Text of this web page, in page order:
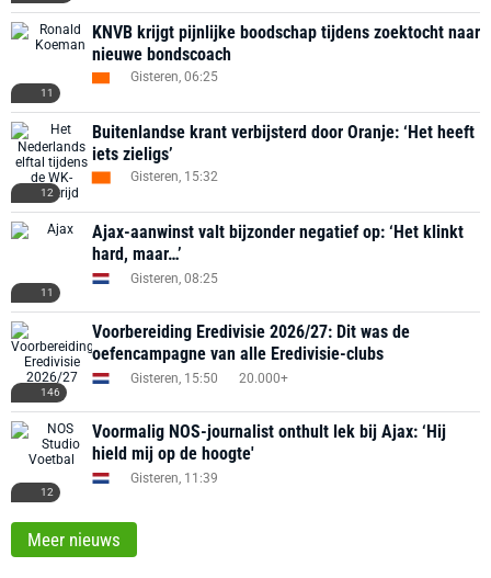
11
KNVB krijgt pijnlijke boodschap tijdens zoektocht naar
nieuwe bondscoach
Gisteren, 06:25
12
Buitenlandse krant verbijsterd door Oranje: ‘Het heeft
iets zieligs’
Gisteren, 15:32
11
Ajax-aanwinst valt bijzonder negatief op: ‘Het klinkt
hard, maar…’
Gisteren, 08:25
146
Voorbereiding Eredivisie 2026/27: Dit was de
oefencampagne van alle Eredivisie-clubs
Gisteren, 15:50 20.000+
12
Voormalig NOS-journalist onthult lek bij Ajax: ‘Hij
hield mij op de hoogte'
Gisteren, 11:39
Meer nieuws